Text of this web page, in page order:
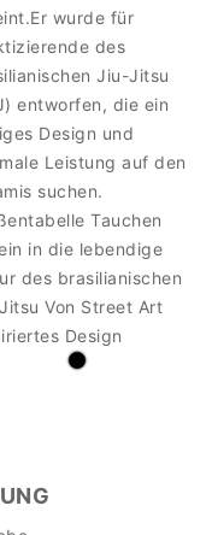
wurde für
des
Jiu-Jitsu
entworfen, die ein
Design und
Leistung auf den
suchen.
Tauchen
in die lebendige
des brasilianischen
Von Street Art
Design